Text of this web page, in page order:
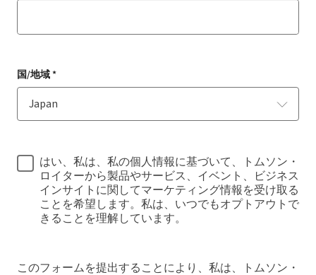
国/地域 *
はい、私は、私の個人情報に基づいて、トムソン・
ロイターから製品やサービス、イベント、ビジネス
インサイトに関してマーケティング情報を受け取る
ことを希望します。私は、いつでもオプトアウトで
きることを理解しています。
このフォームを提出することにより、私は、トムソン・